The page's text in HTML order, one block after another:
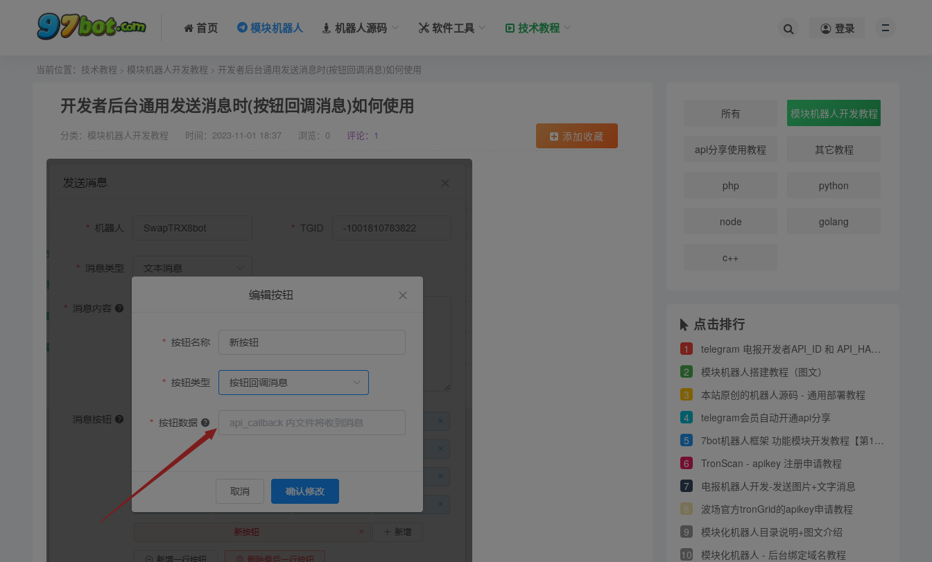
首页 模块机器人 机器人源码 软件工具 技术教程 登录
当前位置： 技术教程 > 模块机器人开发教程 > 开发者后台通用发送消息时(按钮回调消息)如何使用
开发者后台通用发送消息时(按钮回调消息)如何使用
分类：模块机器人开发教程 时间：2023-11-01 18:37 浏览： 0 评论：1 添加收藏
所有 模块机器人开发教程
api分享使用教程 其它教程
php python
node golang
c++
点击排行
1
telegram 电报开发者API_ID 和 API_HASH 申请教程
2
模块机器人搭建教程（图文）
3
本站原创的机器人源码 - 通用部署教程
4
telegram会员自动开通api分享
5
7bot机器人框架 功能模块开发教程【第1章】
6
TronScan - apikey 注册申请教程
7
电报机器人开发-发送图片+文字消息
8
波场官方tronGrid的apikey申请教程
9
模块化机器人目录说明+图文介绍
10
模块化机器人 - 后台绑定域名教程